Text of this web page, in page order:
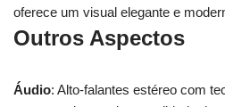
oferece um visual elegante e
Outros Aspectos
Áudio: Alto-falantes estéreo com